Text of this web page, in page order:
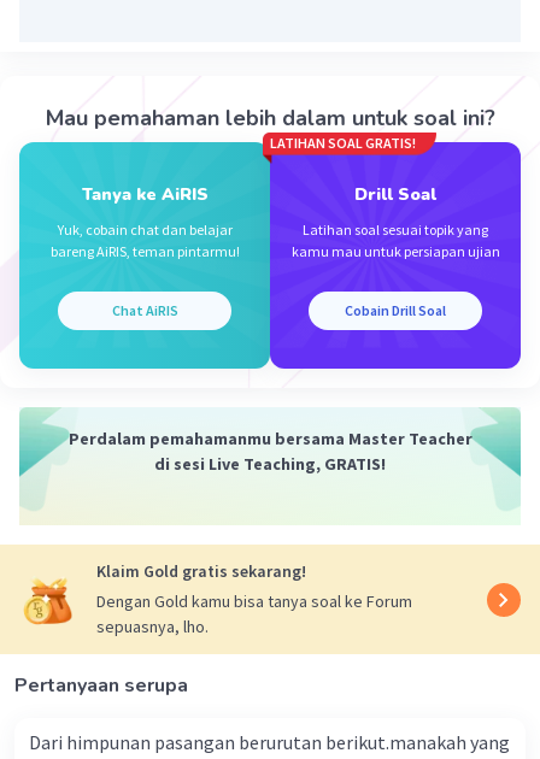
Mau pemahaman lebih dalam untuk soal ini?
Tanya ke AiRIS
Yuk, cobain chat dan belajar
bareng AiRIS, teman pintarmu!
Chat AiRIS
LATIHAN SOAL GRATIS!
Drill Soal
Latihan soal sesuai topik yang
kamu mau untuk persiapan ujian
Cobain Drill Soal
Perdalam pemahamanmu bersama Master Teacher
di sesi Live Teaching, GRATIS!
Klaim Gold gratis sekarang!
Dengan Gold kamu bisa tanya soal ke Forum
sepuasnya, lho.
Pertanyaan serupa
Dari himpunan pasangan berurutan berikut.manakah yang